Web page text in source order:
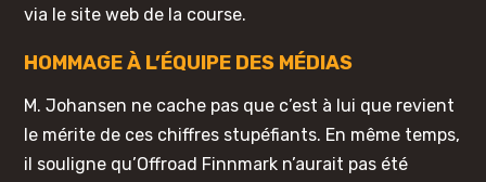
via le site web de la course.
HOMMAGE À L’ÉQUIPE DES MÉDIAS
M. Johansen ne cache pas que c’est à lui que revient
le mérite de ces chiffres stupéfiants. En même temps,
il souligne qu’Offroad Finnmark n’aurait pas été